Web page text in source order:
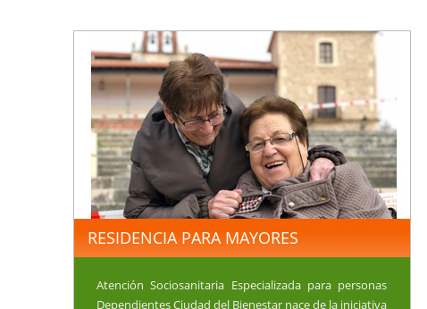
RESIDENCIA PARA MAYORES
Atención Sociosanitaria Especializada para personas
Dependientes Ciudad del Bienestar nace de la iniciativa